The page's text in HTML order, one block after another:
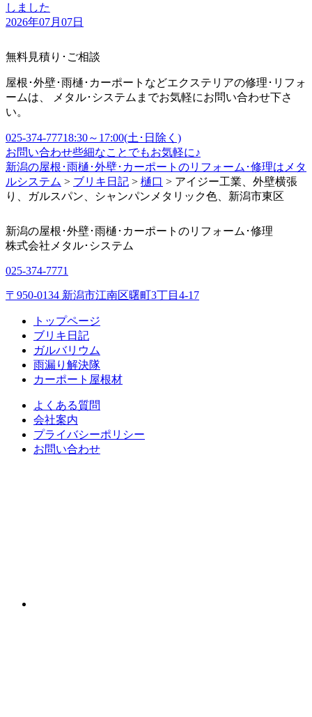
しました
2026年07月07日
無料見積り･ご相談
屋根･外壁･雨樋･カーポートなどエクステリアの修理･リフォ
ームは、 メタル･システムまでお気軽にお問い合わせ下さ
い。
025-374-77718:30～17:00(土･日除く)
お問い合わせ些細なことでもお気軽に♪
新潟の屋根･雨樋･外壁･カーポートのリフォーム･修理はメタ
ルシステム > ブリキ日記 > 樋口 > アイジー工業、外壁横張
り、ガルスパン、シャンパンメタリック色、新潟市東区
新潟の屋根･外壁･雨樋･カーポートのリフォーム･修理
株式会社 メタル･システム
025-374-7771
〒950-0134 新潟市江南区曙町3丁目4-17
トップページ
ブリキ日記
ガルバリウム
雨漏り解決隊
カーポート屋根材
よくある質問
会社案内
プライバシーポリシー
お問い合わせ